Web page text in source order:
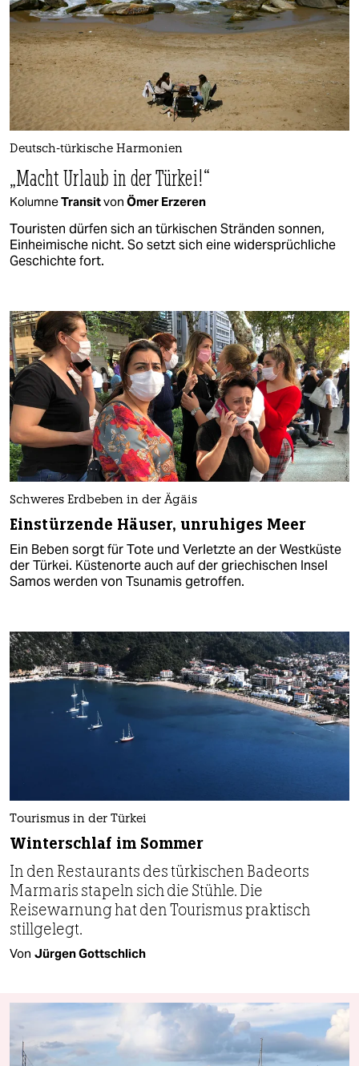
Deutsch-türkische Harmonien
„Macht Urlaub in der Türkei!“
KolumneTransitvon Ömer Erzeren
Touristen dürfen sich an türkischen Stränden sonnen,
Einheimische nicht. So setzt sich eine widersprüchliche
Geschichte fort.
Schweres Erdbeben in der Ägäis
Einstürzende Häuser, unruhiges Meer
Ein Beben sorgt für Tote und Verletzte an der Westküste
der Türkei. Küstenorte auch auf der griechischen Insel
Samos werden von Tsunamis getroffen.
Tourismus in der Türkei
Winterschlaf im Sommer
In den Restaurants des türkischen Badeorts
Marmaris stapeln sich die Stühle. Die
Reisewarnung hat den Tourismus praktisch
stillgelegt.
Von Jürgen Gottschlich